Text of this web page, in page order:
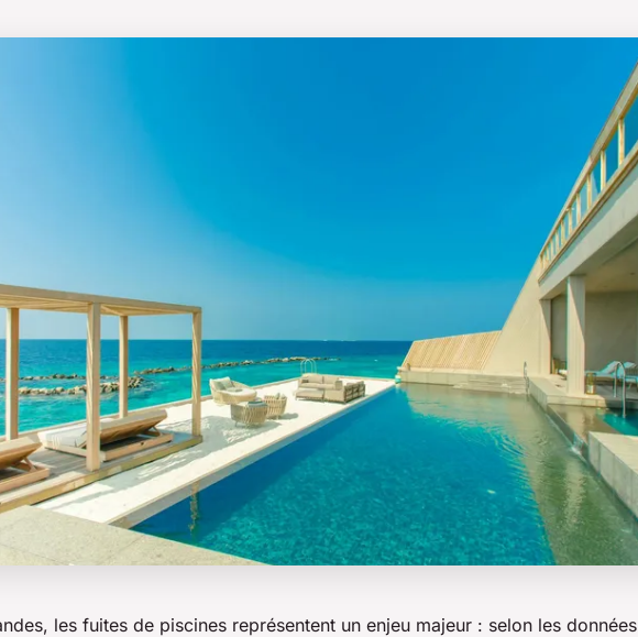
les fuites de piscines représentent un enjeu majeur : selon les données